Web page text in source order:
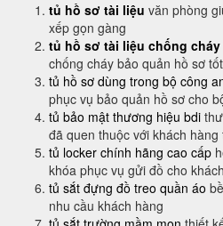
tủ hồ sơ tài liệu văn phòng
xếp gọn gàng
tủ hồ sơ tài liệu chống cháy
chống cháy bảo quản hồ sơ
tủ hồ sơ dùng trong bộ công
phục vụ bảo quản hồ sơ cho
tủ bảo mật thương hiệu bdi
đã quen thuộc với khách
tủ locker chính hãng cao cấp
khóa phục vụ gửi đồ cho
tủ sắt đựng đồ treo quần áo
nhu cầu khách hàng